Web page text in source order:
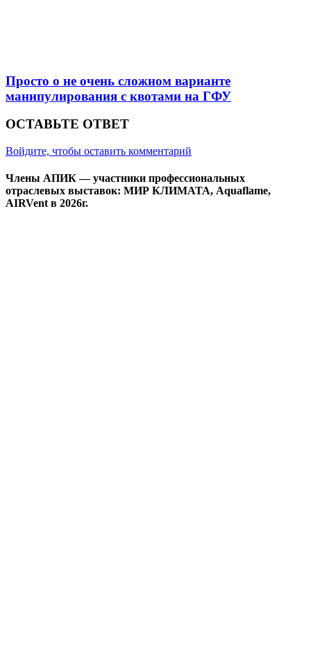
Просто о не очень сложном варианте
манипулирования с квотами на ГФУ
ОСТАВЬТЕ ОТВЕТ
Войдите, чтобы оставить комментарий
Члены АПИК — участники профессиональных
отраслевых выставок: МИР КЛИМАТА, Aquaflame,
AIRVent в 2026г.